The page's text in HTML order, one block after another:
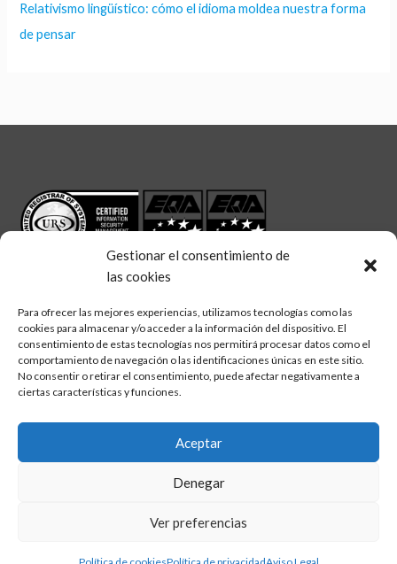
Gestionar el consentimiento de
las cookies
Para ofrecer las mejores experiencias, utilizamos tecnologías como las
cookies para almacenar y/o acceder a la información del dispositivo. El
consentimiento de estas tecnologías nos permitirá procesar datos como el
comportamiento de navegación o las identificaciones únicas en este sitio.
No consentir o retirar el consentimiento, puede afectar negativamente a
ciertas características y funciones.
Aceptar
Denegar
Ver preferencias
Relativismo lingüístico: cómo el idioma moldea nuestra forma
de pensar
Síguenos en:
linkedintwitterfacebook
Aviso legal